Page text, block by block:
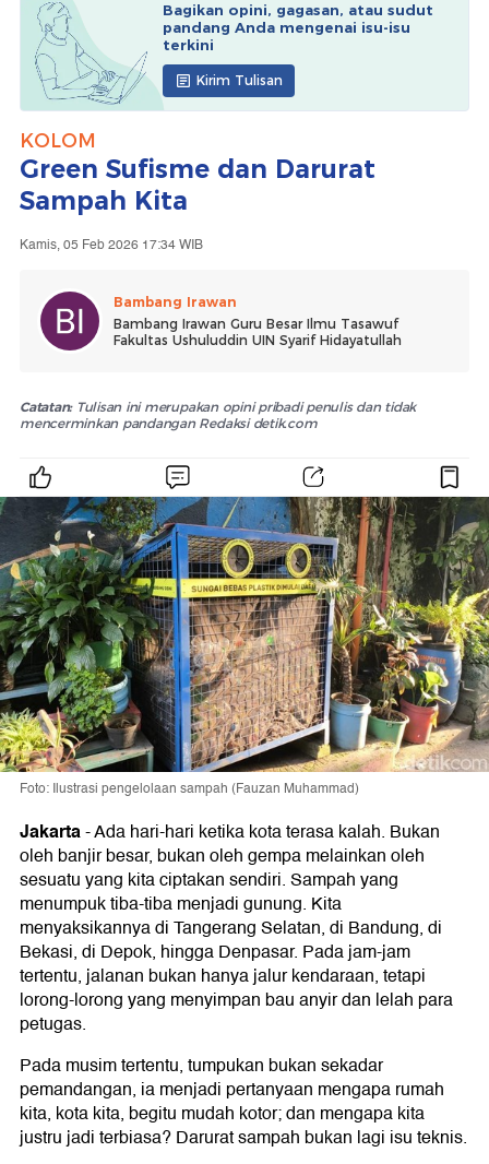
Bagikan opini, gagasan, atau sudut
pandang Anda mengenai isu-isu
terkini
Kirim Tulisan
KOLOM
Green Sufisme dan Darurat
Sampah Kita
Kamis, 05 Feb 2026 17:34 WIB
Bambang Irawan
Bambang Irawan Guru Besar Ilmu Tasawuf
Fakultas Ushuluddin UIN Syarif Hidayatullah
Catatan:Tulisan ini merupakan opini pribadi penulis dan tidak
mencerminkan pandangan Redaksi detik.com
Foto: Ilustrasi pengelolaan sampah (Fauzan Muhammad)
Jakarta-Ada hari-hari ketika kota terasa kalah. Bukan
oleh banjir besar, bukan oleh gempa melainkan oleh
sesuatu yang kita ciptakan sendiri. Sampah yang
menumpuk tiba-tiba menjadi gunung. Kita
menyaksikannya di Tangerang Selatan, di Bandung, di
Bekasi, di Depok, hingga Denpasar. Pada jam-jam
tertentu, jalanan bukan hanya jalur kendaraan, tetapi
lorong-lorong yang menyimpan bau anyir dan lelah para
petugas.
Pada musim tertentu, tumpukan bukan sekadar
pemandangan, ia menjadi pertanyaan mengapa rumah
kita, kota kita, begitu mudah kotor; dan mengapa kita
justru jadi terbiasa? Darurat sampah bukan lagi isu teknis.